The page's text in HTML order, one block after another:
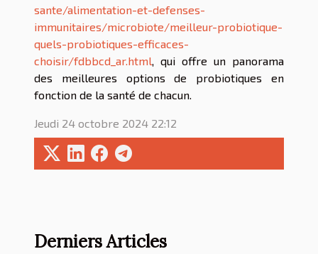
sante/alimentation-et-defenses-
immunitaires/microbiote/meilleur-probiotique-
quels-probiotiques-efficaces-
choisir/fdbbcd_ar.html
, qui offre un panorama
des meilleures options de probiotiques en
fonction de la santé de chacun.
Jeudi 24 octobre 2024 22:12
Derniers Articles